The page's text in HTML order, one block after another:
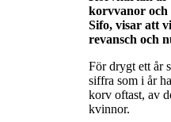
korvvanor och
Sifo, visar att
revansch och
För drygt ett år
siffra som i år
korv oftast, av
kvinnor.